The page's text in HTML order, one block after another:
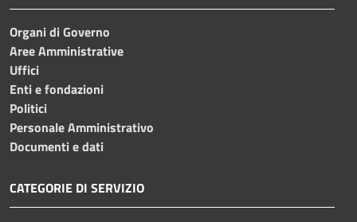
Organi di Governo
Aree Amministrative
Uffici
Enti e fondazioni
Politici
Personale Amministrativo
Documenti e dati
CATEGORIE DI SERVIZIO